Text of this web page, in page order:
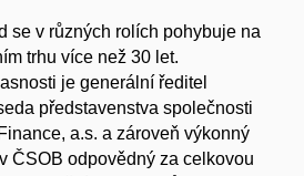
se v různých rolích pohybuje na
trhu více než 30 let.
je generální ředitel
představenstva společnosti
a.s. a zároveň výkonný
ČSOB odpovědný za celkovou